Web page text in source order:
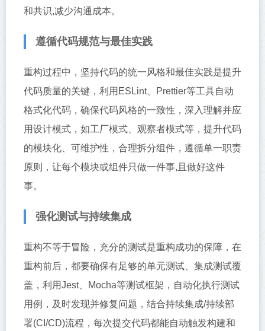
和共识,减少沟通成本。
遵循代码规范与最佳实践
重构过程中，坚持代码的统一风格和最佳实践是提升
代码质量的关键，利用ESLint、Prettier等工具自动
格式化代码，确保代码风格的一致性，深入理解并应
用设计模式，如工厂模式、观察者模式等，提升代码
的模块化、可维护性，合理拆分组件，遵循单一职责
原则，让每个模块或组件只做一件事,且做好这件
事。
强化测试与持续集成
重构不等于冒险，充分的测试是重构成功的保障，在
重构前后，都要确保有足够的单元测试、集成测试覆
盖，利用Jest、Mocha等测试框架，自动化执行测试
用例，及时发现并修复问题，结合持续集成/持续部
署(CI/CD)流程，每次提交代码都能自动触发构建和